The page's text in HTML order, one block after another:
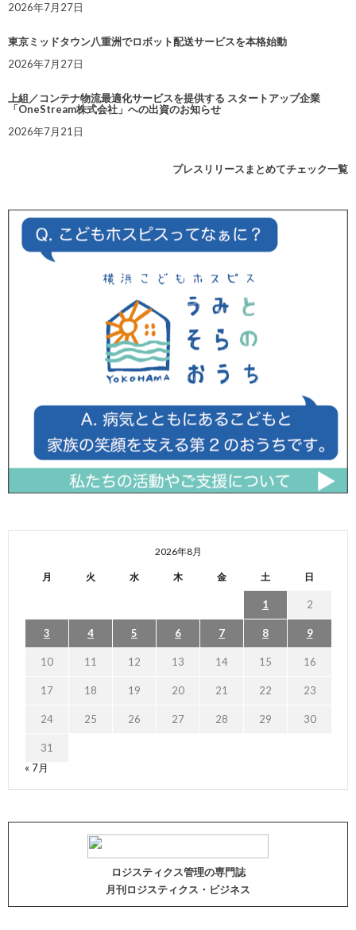
2026年7月27日
東京ミッドタウン八重洲でロボット配送サービスを本格始動
2026年7月27日
上組／コンテナ物流最適化サービスを提供する スタートアップ企業
「OneStream株式会社」への出資のお知らせ
2026年7月21日
プレスリリースまとめてチェック一覧
2026年8月
月 火 水 木 金 土 日
1 2
3 4 5 6 7 8 9
10 11 12 13 14 15 16
17 18 19 20 21 22 23
24 25 26 27 28 29 30
31
« 7月
ロジスティクス管理の専門誌
月刊ロジスティクス・ビジネス